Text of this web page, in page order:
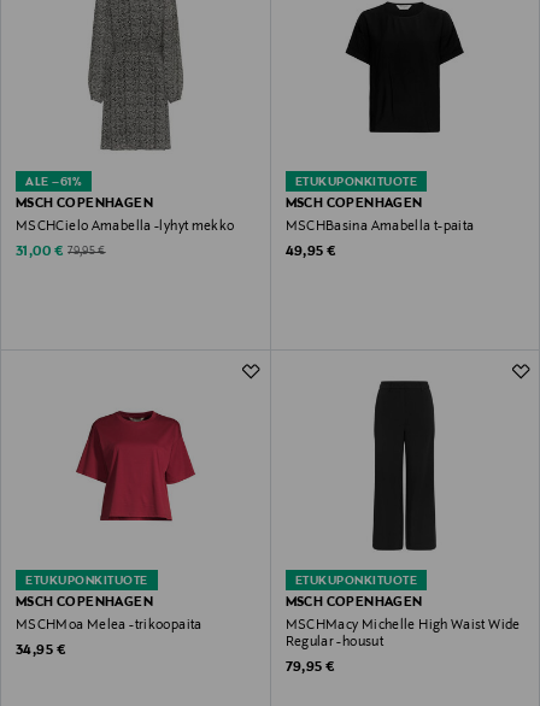
ALE –61%
MSCH COPENHAGEN
MSCHCielo Amabella -lyhyt mekko
Discounted Price
31,00 € Original Price
79,95 €
ETUKUPONKITUOTE
MSCH COPENHAGEN
MSCHBasina Amabella t-paita
Original Price
49,95 €
ETUKUPONKITUOTE
MSCH COPENHAGEN
MSCHMoa Melea -trikoopaita
Original Price
34,95 €
ETUKUPONKITUOTE
MSCH COPENHAGEN
MSCHMacy Michelle High Waist Wide
Regular -housut
Original Price
79,95 €